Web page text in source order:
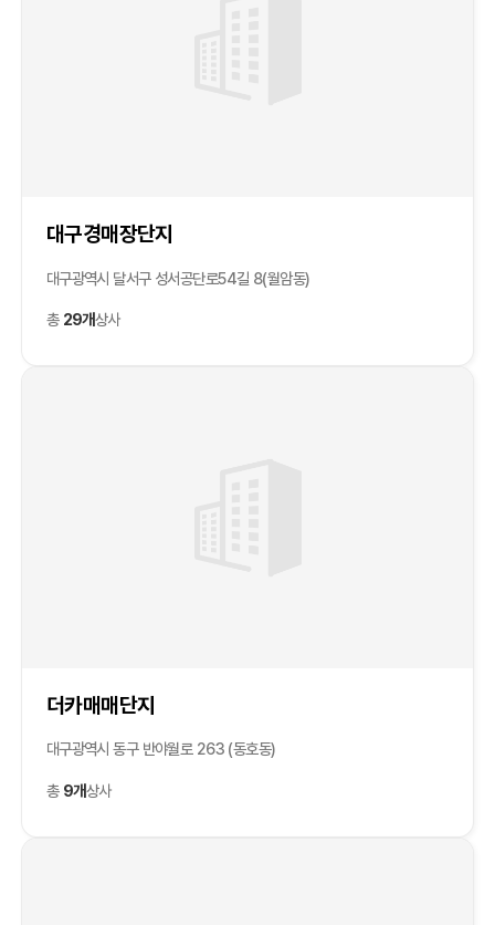
대구경매장단지
대구광역시 달서구 성서공단로54길 8(월암동)
총 29개상사
더카매매단지
대구광역시 동구 반야월로 263 (동호동)
총 9개상사